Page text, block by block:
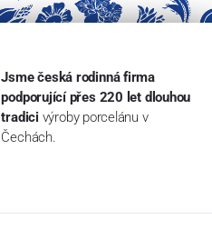
Jsme česká rodinná firma
podporující přes 220 let dlouhou
tradici výroby porcelánu v
Čechách.